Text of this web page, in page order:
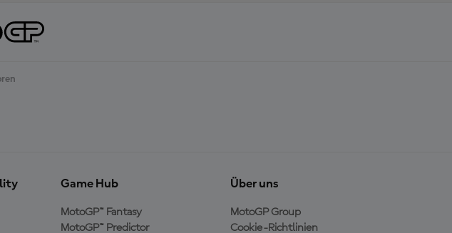
Game Hub
MotoGP™ Fantasy
MotoGP™ Predictor
Über uns
MotoGP Group
Cookie-Richtlinien